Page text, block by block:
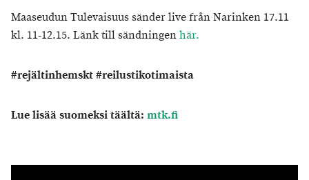
Maaseudun Tulevaisuus sänder live från Narinken 17.11
kl. 11-12.15. Länk till sändningenhär.
#rejältinhemskt #reilustikotimaista
Lue lisää suomeksi täältä: mtk.fi